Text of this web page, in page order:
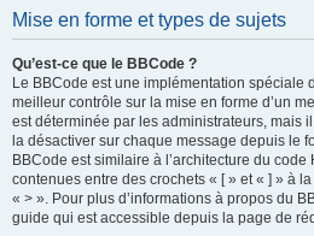
Mise en forme et types de sujets
Qu’est-ce que le BBCode ?
Le BBCode est une implémentation spéciale
meilleur contrôle sur la mise en forme d’un
est déterminée par les administrateurs, mais
la désactiver sur chaque message depuis le
BBCode est similaire à l’architecture du
contenues entre des crochets « [ » et « ] » à
« > ». Pour plus d’informations à propos du
guide qui est accessible depuis la page de